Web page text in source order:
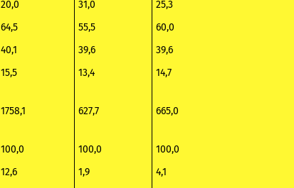
20,0 31,0
25,3
64,5 55,5
60,0
40,1 39,6
39,6
15,5 13,4
14,7
1758,1 627,7
665,0
100,0 100,0
100,0
12,6 1,9
4,1